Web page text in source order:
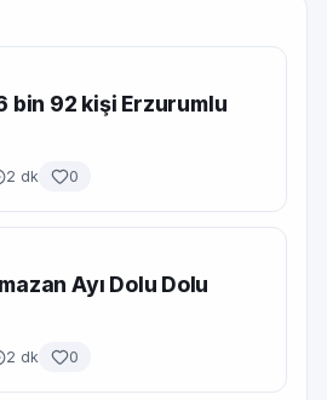
bin 92 kişi Erzurumlu
2 dk 0
Ayı Dolu Dolu
2 dk 0